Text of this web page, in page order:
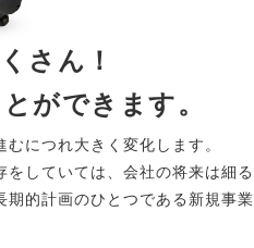
さん！
ができます。
につれ大きく変化します。
していては、会社の将来は細る
的計画のひとつである新規事業